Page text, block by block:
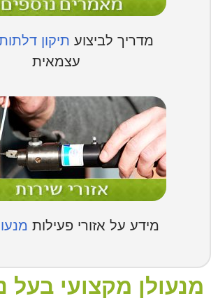
מדריך לביצוע תיקון
עצמאית
מידע על אזורי פעילות
מנעולן מקצועי בעל